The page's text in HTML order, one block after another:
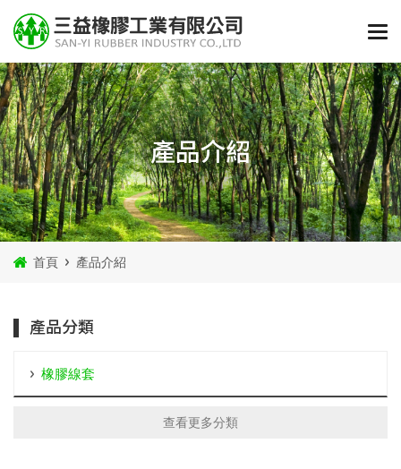
產品介紹
首頁 產品介紹
產品分類
橡膠線套